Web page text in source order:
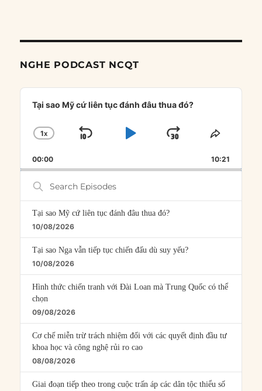
NGHE PODCAST NCQT
Audio
Player
Tại sao Mỹ cứ liên tục đánh đâu thua đó?
CHANGE
RATE
1X
SKIP
PLAYJUMP
FORWARD
SHARE
00:00 10:21
Search
Episodes
Tại sao Mỹ cứ liên tục đánh đâu thua đó?
10/08/2026
Tại sao Nga vẫn tiếp tục chiến đấu dù suy yếu?
10/08/2026
Hình thức chiến tranh với Đài Loan mà Trung Quốc có thể
chọn
09/08/2026
Cơ chế miễn trừ trách nhiệm đối với các quyết định đầu tư
khoa học và công nghệ rủi ro cao
08/08/2026
Giai đoạn tiếp theo trong cuộc trấn áp các dân tộc thiểu số